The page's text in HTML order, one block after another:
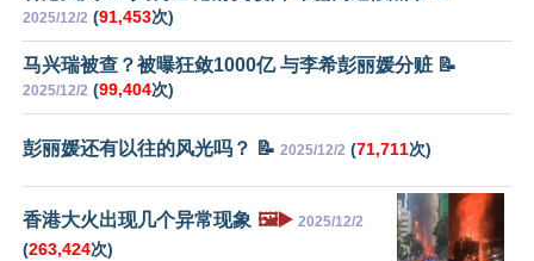
2025/12/2 (91,453次)
马兴瑞被查？被曝狂敛1000亿 与李希彭丽媛分赃 📝
2025/12/2 (99,404次)
彭丽媛还有以往的风光吗？ 📝 2025/12/2 (71,711次)
香港大火出现几个异常现象 🖼️▶️ 2025/12/2
(263,424次)